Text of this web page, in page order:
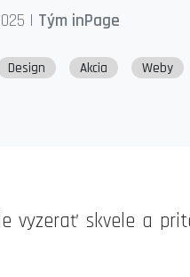
| Tým inPage
Design Akcia Weby
vyzerať skvele a